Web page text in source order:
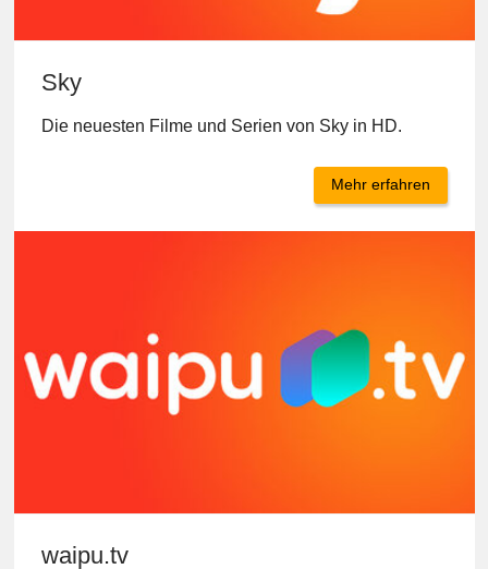
Sky
Die neuesten Filme und Serien von Sky in HD.
Mehr erfahren
waipu.tv